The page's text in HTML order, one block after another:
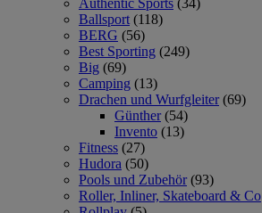
Ballsport (118)
BERG (56)
Best Sporting (249)
Big (69)
Camping (13)
Drachen und Wurfgleiter (69)
Günther (54)
Invento (13)
Fitness (27)
Hudora (50)
Pools und Zubehör (93)
Roller, Inliner, Skateboard & Co